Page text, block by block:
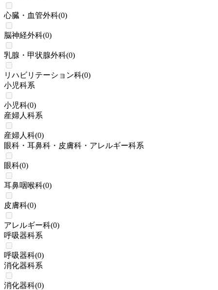
心臓・血管外科(0)
脳神経外科(0)
乳腺・甲状腺外科(0)
リハビリテーション科(0)
小児科系
小児科(0)
産婦人科系
産婦人科(0)
眼科・耳鼻科・皮膚科・アレルギー科系
眼科(0)
耳鼻咽喉科(0)
皮膚科(0)
アレルギー科(0)
呼吸器科系
呼吸器科(0)
消化器科系
消化器科(0)